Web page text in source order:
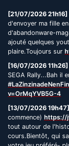
[21/07/2026 21h16]
d'envoyer ma fille
d'abandonware-
ajouté quelques
plaire.Toujours sur
[16/07/2026 11h26]
SEGA Rally...Bah il
v=OrMqYVB5G-4
[13/07/2026 19h47]
commence) https://
tout autour de
cours.Bientôt, qui